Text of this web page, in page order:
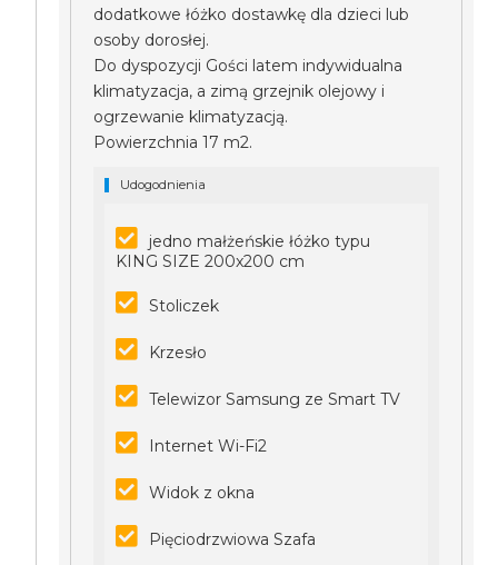
dodatkowe łóżko dostawkę dla dzieci lub
osoby dorosłej.
Do dyspozycji Gości latem indywidualna
klimatyzacja, a zimą grzejnik olejowy i
ogrzewanie klimatyzacją.
Powierzchnia 17 m2.
Udogodnienia
jedno małżeńskie łóżko typu
KING SIZE 200x200 cm
Stoliczek
Krzesło
Telewizor Samsung ze Smart TV
Internet Wi-Fi2
Widok z okna
Pięciodrzwiowa Szafa